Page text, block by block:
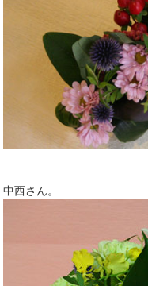
中西さん。